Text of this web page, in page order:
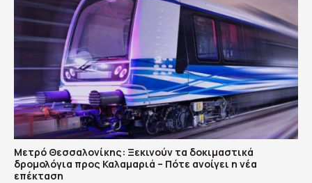
Μετρό Θεσσαλονίκης: Ξεκινούν τα δοκιμαστικά
δρομολόγια προς Καλαμαριά – Πότε ανοίγει η νέα
επέκταση